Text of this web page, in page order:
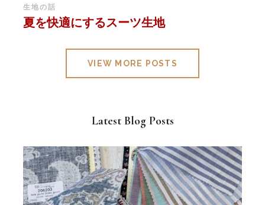
生地の話
夏を快適にするスーツ生地
VIEW MORE POSTS
Latest Blog Posts